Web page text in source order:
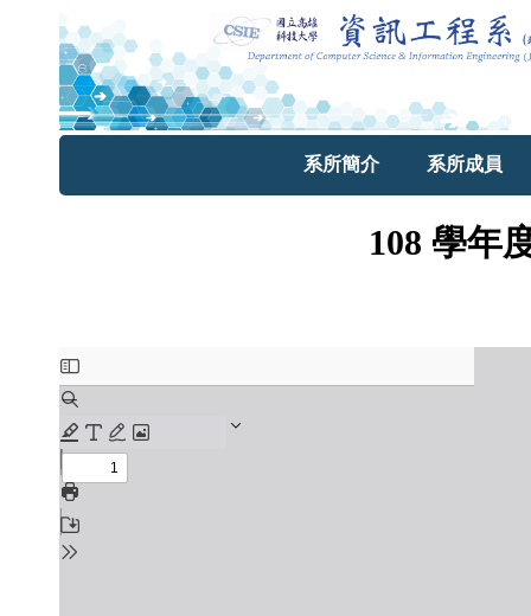
系所簡介 系所成員
108 學年